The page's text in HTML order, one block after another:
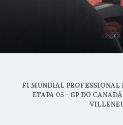
F1 MUNDIAL PROFESSIONAL
ETAPA 05 - GP DO